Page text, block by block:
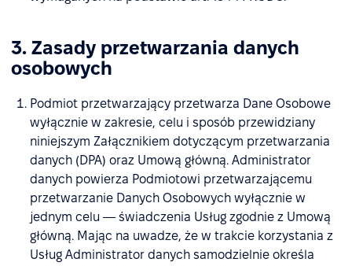
3. Zasady przetwarzania danych
osobowych
Podmiot przetwarzający przetwarza Dane Osobowe
wyłącznie w zakresie, celu i sposób przewidziany
niniejszym Załącznikiem dotyczącym przetwarzania
danych (DPA) oraz Umową główną. Administrator
danych powierza Podmiotowi przetwarzającemu
przetwarzanie Danych Osobowych wyłącznie w
jednym celu — świadczenia Usług zgodnie z Umową
główną. Mając na uwadze, że w trakcie korzystania z
Usług Administrator danych samodzielnie określa